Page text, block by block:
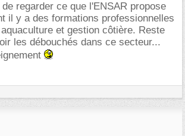
regarder ce que l'ENSAR propose
il y a des formations professionnelles
et gestion côtière. Reste
les débouchés dans ce secteur...